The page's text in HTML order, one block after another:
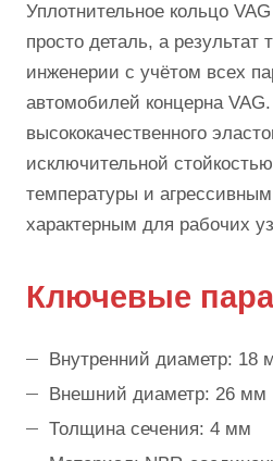
Уплотнительное кольцо
просто деталь, а результат
инженерии с учётом всех
автомобилей концерна
высококачественного
исключительной
температуры и
характерным для рабочих
Ключевые
Внутренний диаметр: 18
Внешний диаметр: 26 мм
Толщина сечения: 4 мм